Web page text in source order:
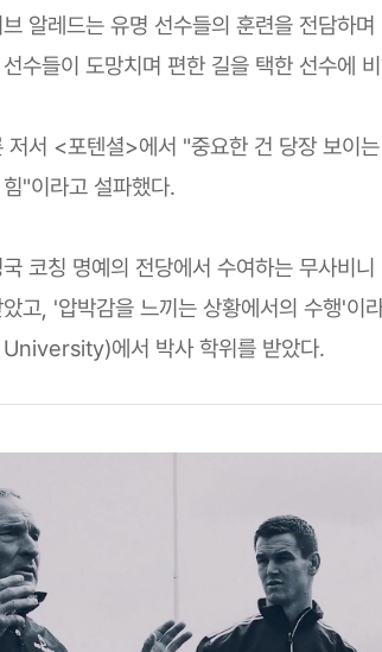
알레드는 유명 선수들의 훈련을 전담하
수들이 도망치며 편한 길을 택한 선수에
저서 <포텐셜>에서 "중요한 건 당장 보이
"이라고 설파했다.
국 코칭 명예의 전당에서 수여하는 무사
고, '압박감을 느끼는 상황에서의 수행'이
에서 박사 학위를 받았다.